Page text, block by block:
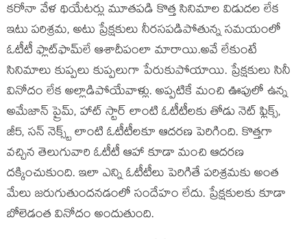
క‌రోనా వేళ థియేట‌ర్లు మూత‌ప‌డి కొత్త సినిమాల విడుద‌ల లేక
ఇటు ప‌రిశ్ర‌మ‌, అటు ప్రేక్ష‌కులు నీర‌స‌ప‌డిపోతున్న స‌మయంలో
ఓటీటీ ఫ్లాట్‌ఫామ్‌లే ఆశాదీపంలా మారాయి.అవే లేకుంటే
సినిమాలు కుప్ప‌లు కుప్ప‌లుగా పేరుకుపోయాయి. ప్రేక్ష‌కులు సినీ
వినోదం లేక అల్లాడిపోయేవాళ్లు. అప్ప‌టికే మంచి ఊపులో ఉన్న
అమేజాన్ ప్రైమ్‌, హాట్ స్టార్ లాంటి ఓటీటీల‌కు తోడు నెట్ ఫ్లిక్స్,
జీ5, స‌న్ నెక్స్ట్ లాంటి ఓటీటీల‌కూ ఆద‌ర‌ణ పెరిగింది. కొత్త‌గా
వ‌చ్చిన తెలుగువారి ఓటీటీ ఆహా కూడా మంచి ఆద‌ర‌ణ
ద‌క్కించుకుంది. ఇలా ఎన్ని ఓటీటీలు పెరిగితే ప‌రిశ్ర‌మ‌కు అంత
మేలు జ‌రుగుతుంద‌న‌డంలో సందేహం లేదు. ప్రేక్ష‌కుల‌కు కూడా
బోలెడంత వినోదం అందుతుంది.